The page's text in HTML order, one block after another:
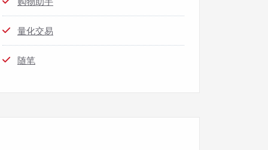
量化交易
随笔